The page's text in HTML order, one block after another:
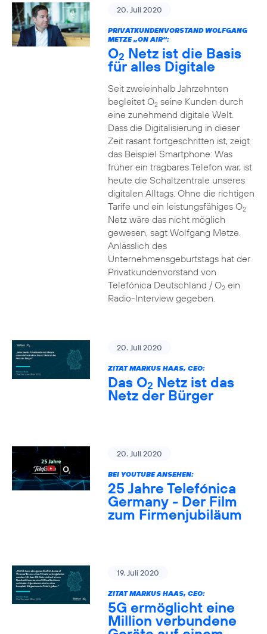
20. Juli 2020
PRIVATKUNDENVORSTAND WOLFGANG
METZE „ON AIR“:
O2 Netz ist die Basis
für alles Digitale
Seit zweieinhalb Jahrzehnten
begleitet O2seine Kunden durch
eine zunehmend digitale Welt.
Dass die Digitalisierung in dieser
Zeit rasant fortgeschritten ist, zeigt
das Beispiel Smartphone: Was
früher ein tragbares Telefon war, ist
heute die Schaltzentrale unseres
digitalen Alltags. Ohne die richtigen
Tarife und ein leistungsfähiges O2
Netz wäre das nicht möglich
gewesen, sagt Wolfgang Metze.
Anlässlich des
Unternehmensgeburtstags hat der
Privatkundenvorstand von
Telefónica Deutschland / O2ein
Radio-Interview gegeben.
20. Juli 2020
ZITAT MARKUS HAAS, CEO:
Das O2 Netz ist das
Netz der Bürger
20. Juli 2020
BEI YOUTUBE ANSEHEN:
25 Jahre Telefónica
Germany - Der Film
zum Firmenjubiläum
19. Juli 2020
ZITAT MARKUS HAAS, CEO:
5G ermöglicht eine
Million verbundene